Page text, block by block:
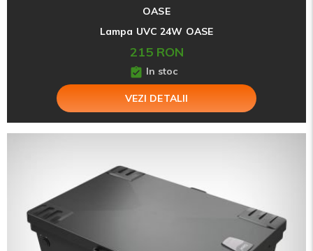
OASE
Lampa UVC 24W OASE
215 RON
In stoc
VEZI DETALII